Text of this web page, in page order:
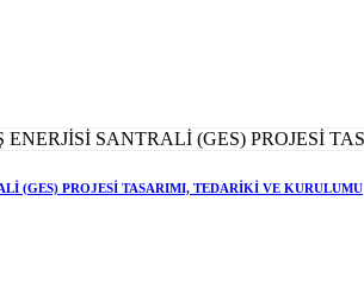
(GES) PROJESİ TASARIMI, TEDARİKİ VE KURULUMU